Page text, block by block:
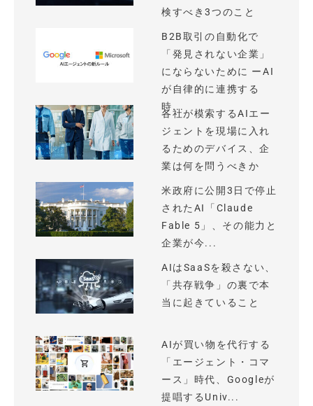
検すべき3つのこと
B2B取引の自動化で
「発見されない企業」
にならないために ーAI
が自律的に連携する
時...
各社が模索するAIエー
ジェントを現場に入れ
るためのデバイス、企
業は何を問うべきか
米政府に公開3日で停止
されたAI「Claude
Fable 5」、その能力と
企業が今...
AIはSaaSを殺さない、
「共存戦争」の裏で本
当に起きていること
AIが買い物を代行する
「エージェント・コマ
ース」時代、Googleが
提唱するUniv...